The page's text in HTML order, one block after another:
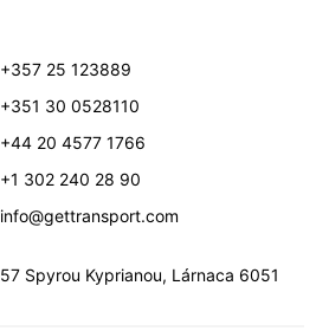
+357 25 123889
+351 30 0528110
+44 20 4577 1766
+1 302 240 28 90
info@gettransport.com
57 Spyrou Kyprianou, Lárnaca 6051